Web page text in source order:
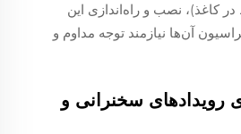
در کاغذ)، نصب و راه‌اندازی این
آن‌ها نیازمند توجه مداوم و
رویدادهای سخنرانی و